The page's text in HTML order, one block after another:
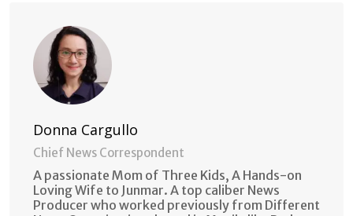
Donna Cargullo
Chief News Correspondent
A passionate Mom of Three Kids, A Hands-on
Loving Wife to Junmar. A top caliber News
Producer who worked previously from Different